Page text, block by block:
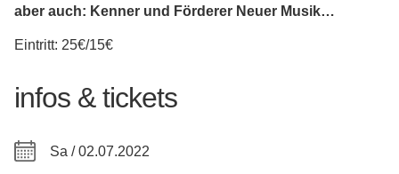
aber auch: Kenner und Förderer Neuer Musik…
Eintritt: 25€/15€
infos & tickets
Sa / 02.07.2022